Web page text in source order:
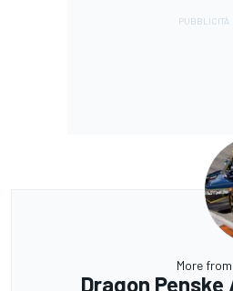
More from
Dragon